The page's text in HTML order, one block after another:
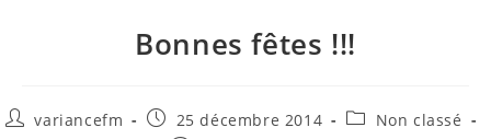
Bonnes fêtes !!!
variancefm 25 décembre 2014
Non classé